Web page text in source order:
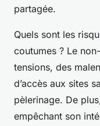
partagée.
Quels sont les
coutumes ? Le
tensions, des
d’accès aux sites
pèlerinage. De
empêchant son